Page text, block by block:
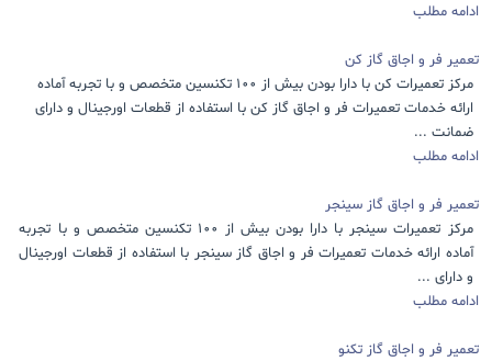
ادامه مطلب
تعمیر فر و اجاق گاز کن
مرکز تعمیرات کن با دارا بودن بیش از 100 تکنسین متخصص و با تجربه آماده
ارائه خدمات تعمیرات فر و اجاق گاز کن با استفاده از قطعات اورجینال و دارای
ضمانت ...
ادامه مطلب
تعمیر فر و اجاق گاز سینجر
مرکز تعمیرات سینجر با دارا بودن بیش از 100 تکنسین متخصص و با تجربه
آماده ارائه خدمات تعمیرات فر و اجاق گاز سینجر با استفاده از قطعات اورجینال
و دارای ...
ادامه مطلب
تعمیر فر و اجاق گاز تکنو